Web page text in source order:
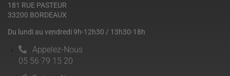
181 RUE PASTEUR
33200 BORDEAUX
Du lundi au vendredi 9h-12h30 / 13h30-18h
Appelez-Nous
05 56 79 15 20